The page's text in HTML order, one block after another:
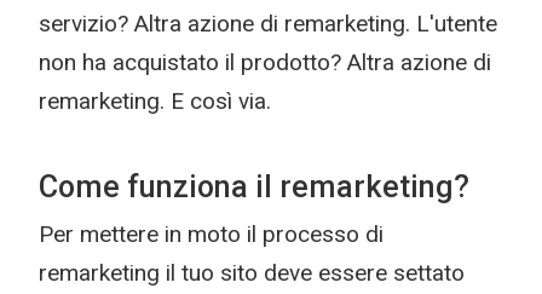
servizio? Altra azione di remarketing. L'utente
non ha acquistato il prodotto? Altra azione di
remarketing. E così via.
Come funziona il remarketing?
Per mettere in moto il processo di
remarketing il tuo sito deve essere settato